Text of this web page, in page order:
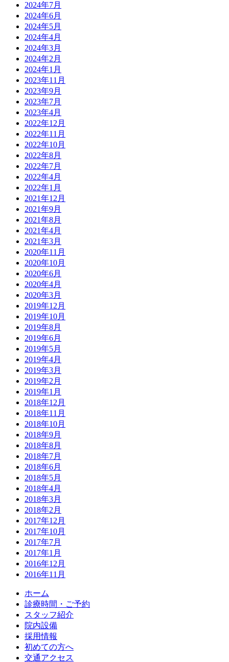
2024年7月
2024年6月
2024年5月
2024年4月
2024年3月
2024年2月
2024年1月
2023年11月
2023年9月
2023年7月
2023年4月
2022年12月
2022年11月
2022年10月
2022年8月
2022年7月
2022年4月
2022年1月
2021年12月
2021年9月
2021年8月
2021年4月
2021年3月
2020年11月
2020年10月
2020年6月
2020年4月
2020年3月
2019年12月
2019年10月
2019年8月
2019年6月
2019年5月
2019年4月
2019年3月
2019年2月
2019年1月
2018年12月
2018年11月
2018年10月
2018年9月
2018年8月
2018年7月
2018年6月
2018年5月
2018年4月
2018年3月
2018年2月
2017年12月
2017年10月
2017年7月
2017年1月
2016年12月
2016年11月
ホーム
診療時間・ご予約
スタッフ紹介
院内設備
採用情報
初めての方へ
交通アクセス